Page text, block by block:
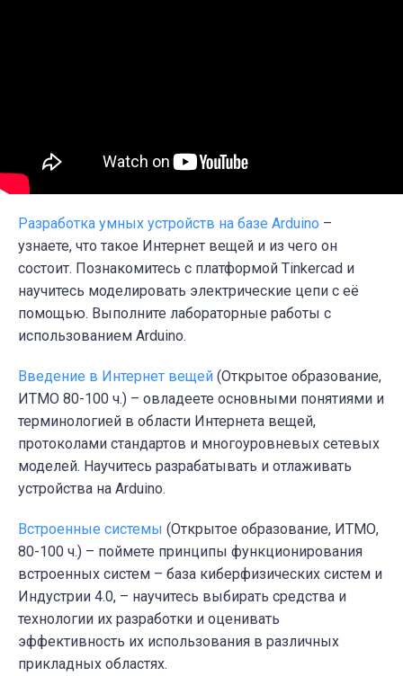
Разработка умных устройств на базе Arduino –
узнаете, что такое Интернет вещей и из чего он
состоит. Познакомитесь с платформой Tinkercad и
научитесь моделировать электрические цепи с её
помощью. Выполните лабораторные работы с
использованием Arduino.
Введение в Интернет вещей (Открытое образование,
ИТМО 80-100 ч.) – овладеете основными понятиями и
терминологией в области Интернета вещей,
протоколами стандартов и многоуровневых сетевых
моделей. Научитесь разрабатывать и отлаживать
устройства на Arduino.
Встроенные системы (Открытое образование, ИТМО,
80-100 ч.) – поймете принципы функционирования
встроенных систем – база киберфизических систем и
Индустрии 4.0, – научитесь выбирать средства и
технологии их разработки и оценивать
эффективность их использования в различных
прикладных областях.